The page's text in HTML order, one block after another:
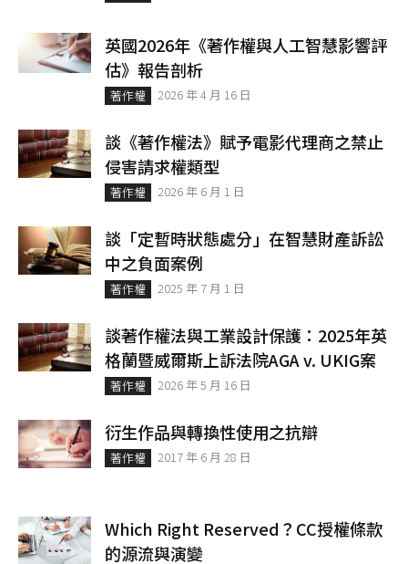
英國2026年《著作權與人工智慧影響評
估》報告剖析
著作權 2026 年 4 月 16 日
談《著作權法》賦予電影代理商之禁止
侵害請求權類型
著作權 2026 年 6 月 1 日
談「定暫時狀態處分」在智慧財產訴訟
中之負面案例
著作權 2025 年 7 月 1 日
談著作權法與工業設計保護：2025年英
格蘭暨威爾斯上訴法院AGA v. UKIG案
著作權 2026 年 5 月 16 日
衍生作品與轉換性使用之抗辯
著作權 2017 年 6 月 28 日
Which Right Reserved？CC授權條款
的源流與演變